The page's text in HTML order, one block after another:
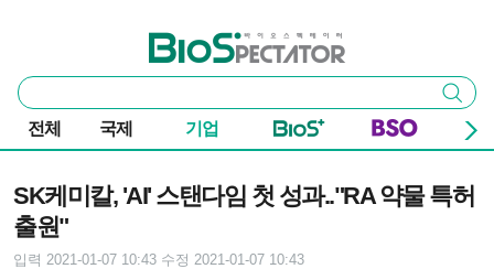
바이오스펙테이터
통
합
검
색
검색
전체 국제 기업
SK케미칼, 'AI' 스탠다임 첫 성과.."RA 약물 특허
출원"
입력 2021-01-07 10:43 수정 2021-01-07 10:43